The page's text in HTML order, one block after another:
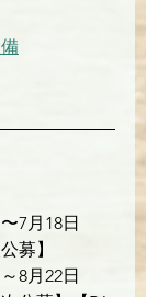
7月18日
募】
8月22日